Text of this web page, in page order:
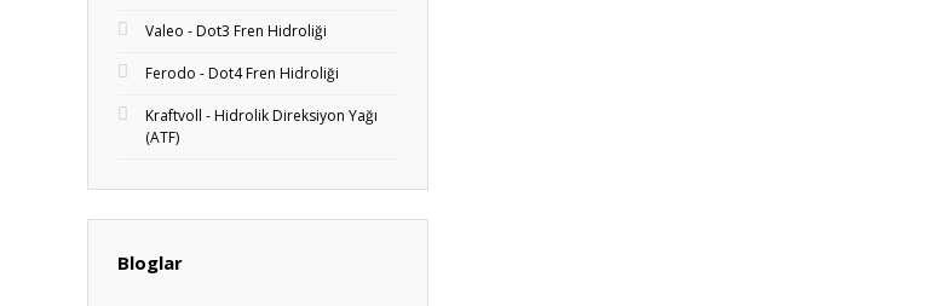
Valeo - Dot3 Fren Hidroliği
Ferodo - Dot4 Fren Hidroliği
Kraftvoll - Hidrolik Direksiyon Yağı
(ATF)
Bloglar